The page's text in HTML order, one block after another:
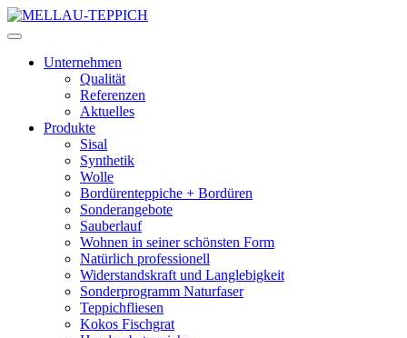
Unternehmen
Qualität
Referenzen
Aktuelles
Produkte
Sisal
Synthetik
Wolle
Bordürenteppiche + Bordüren
Sonderangebote
Sauberlauf
Wohnen in seiner schönsten Form
Natürlich professionell
Widerstandskraft und Langlebigkeit
Sonderprogramm Naturfaser
Teppichfliesen
Kokos Fischgrat